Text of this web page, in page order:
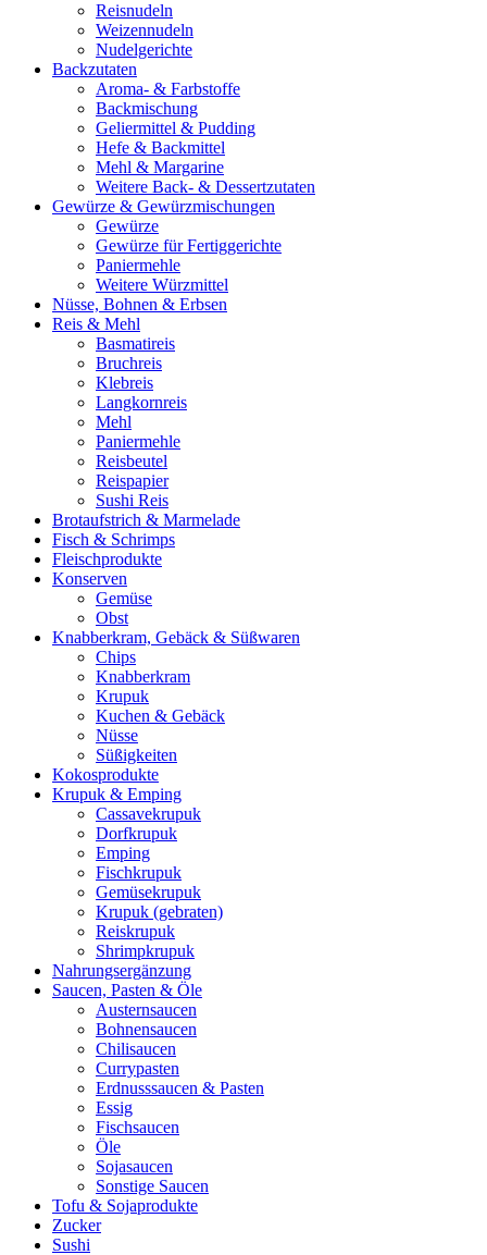
Reisnudeln
Weizennudeln
Nudelgerichte
Backzutaten
Aroma- & Farbstoffe
Backmischung
Geliermittel & Pudding
Hefe & Backmittel
Mehl & Margarine
Weitere Back- & Dessertzutaten
Gewürze & Gewürzmischungen
Gewürze
Gewürze für Fertiggerichte
Paniermehle
Weitere Würzmittel
Nüsse, Bohnen & Erbsen
Reis & Mehl
Basmatireis
Bruchreis
Klebreis
Langkornreis
Mehl
Paniermehle
Reisbeutel
Reispapier
Sushi Reis
Brotaufstrich & Marmelade
Fisch & Schrimps
Fleischprodukte
Konserven
Gemüse
Obst
Knabberkram, Gebäck & Süßwaren
Chips
Knabberkram
Krupuk
Kuchen & Gebäck
Nüsse
Süßigkeiten
Kokosprodukte
Krupuk & Emping
Cassavekrupuk
Dorfkrupuk
Emping
Fischkrupuk
Gemüsekrupuk
Krupuk (gebraten)
Reiskrupuk
Shrimpkrupuk
Nahrungsergänzung
Saucen, Pasten & Öle
Austernsaucen
Bohnensaucen
Chilisaucen
Currypasten
Erdnusssaucen & Pasten
Essig
Fischsaucen
Öle
Sojasaucen
Sonstige Saucen
Tofu & Sojaprodukte
Zucker
Sushi